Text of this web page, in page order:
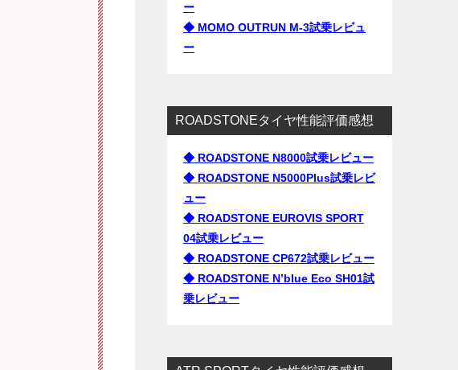
ー
◆ MOMO OUTRUN M-3試乗レビュ
ー
ROADSTONEタイヤ性能評価感想
◆ ROADSTONE N8000試乗レビュー
◆ ROADSTONE N5000Plus試乗レビ
ュー
◆ ROADSTONE EUROVIS SPORT
04試乗レビュー
◆ ROADSTONE CP672試乗レビュー
◆ ROADSTONE N’blue Eco SH01試
乗レビュー